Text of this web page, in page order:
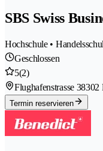
SBS Swiss
Hochschule •
Geschlossen
5(2)
Flughafenstrasse 38302
Termin reservieren